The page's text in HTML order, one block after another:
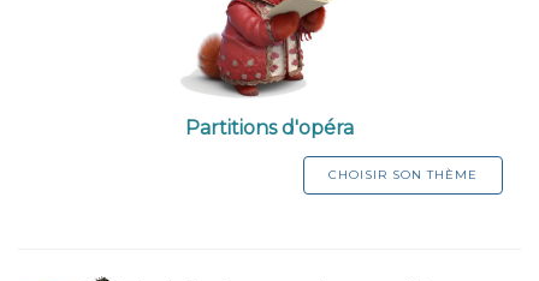
Partitions d'opéra
CHOISIR SON THÈME